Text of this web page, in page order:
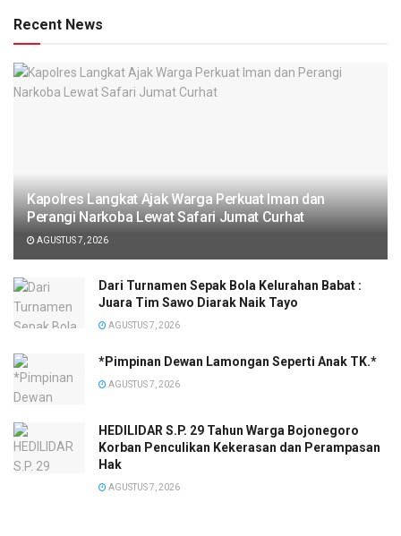
Recent News
Kapolres Langkat Ajak Warga Perkuat Iman dan
Perangi Narkoba Lewat Safari Jumat Curhat
AGUSTUS 7, 2026
Dari Turnamen Sepak Bola Kelurahan Babat :
Juara Tim Sawo Diarak Naik Tayo
AGUSTUS 7, 2026
*Pimpinan Dewan Lamongan Seperti Anak TK.*
AGUSTUS 7, 2026
HEDILIDAR S.P. 29 Tahun Warga Bojonegoro
Korban Penculikan Kekerasan dan Perampasan
Hak
AGUSTUS 7, 2026